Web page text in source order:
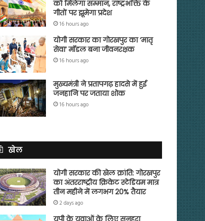
को मिलेगा सम्मान, राष्ट्रभक्ति के
गीतों पर झूमेगा प्रदेश
16 hours ago
योगी सरकार का गोरखपुर का ‘मातृ
सेवा’ मॉडल बना जीवनरक्षक
16 hours ago
मुख्यमंत्री ने प्रतापगढ़ हादसे में हुई
जनहानि पर जताया शोक
16 hours ago
खेल
योगी सरकार की खेल क्रांति: गोरखपुर
का अंतरराष्ट्रीय क्रिकेट स्टेडियम मात्र
तीन महीने में लगभग 20% तैयार
2 days ago
यूपी के युवाओं के लिए सुनहरा